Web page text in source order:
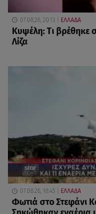
07.08.26, 20:13 ΕΛΛΑΔΑ
Κυψέλη: Tι βρέθηκε
Λίζα
07.08.26, 18:45 ΕΛΛΑΔΑ
Φωτιά στο Στεφάνι